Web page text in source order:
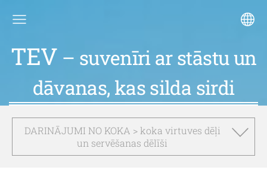
TEV – suvenīri ar stāstu un
dāvanas, kas silda sirdi
DARINĀJUMI NO KOKA > koka virtuves dēļi
un servēšanas dēlīši